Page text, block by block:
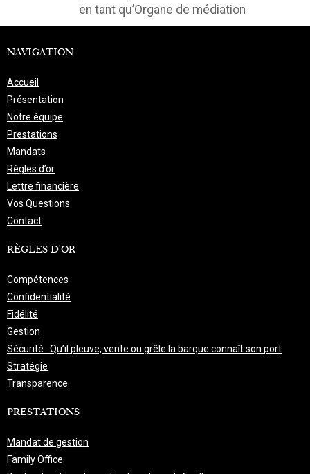
en tant qu’Organe de médiation
NAVIGATION
Accueil
Présentation
Notre équipe
Prestations
Mandats
Règles d’or
Lettre financière
Vos Questions
Contact
RÈGLES D'OR
Compétences
Confidentialité
Fidélité
Gestion
Sécurité : Qu’il pleuve, vente ou grêle la barque connaît son port
Stratégie
Transparence
PRESTATIONS
Mandat de gestion
Family Office